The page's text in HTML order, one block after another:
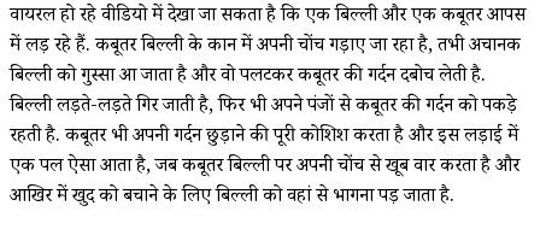
वायरल हो रहे वीडियो में देखा जा सकता है कि एक बिल्ली और एक कबूतर आपस
में लड़ रहे हैं. कबूतर बिल्ली के कान में अपनी चोंच गड़ाए जा रहा है, तभी अचानक
बिल्ली को गुस्सा आ जाता है और वो पलटकर कबूतर की गर्दन दबोच लेती है.
बिल्ली लड़ते-लड़ते गिर जाती है, फिर भी अपने पंजों से कबूतर की गर्दन को पकड़े
रहती है. कबूतर भी अपनी गर्दन छुड़ाने की पूरी कोशिश करता है और इस लड़ाई में
एक पल ऐसा आता है, जब कबूतर बिल्ली पर अपनी चोंच से खूब वार करता है और
आखिर में खुद को बचाने के लिए बिल्ली को वहां से भागना पड़ जाता है.